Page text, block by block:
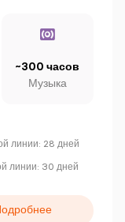
~300 часов
Музыка
линии: 28 дней
линии: 30 дней